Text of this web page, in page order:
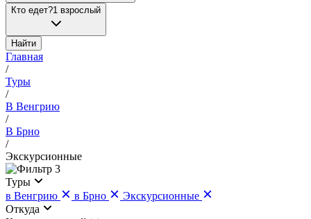
Кто едет?1 взрослый
Найти
Главная
/
Туры
/
В Венгрию
/
В Брно
/
Экскурсионные
3
Туры
в Венгрию
в Брно
Экскурсионные
Откуда